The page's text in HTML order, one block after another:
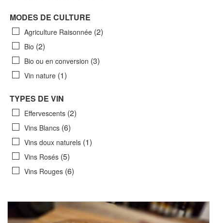
MODES DE CULTURE
Agriculture Raisonnée (2)
Bio (2)
Bio ou en conversion (3)
Vin nature (1)
TYPES DE VIN
Effervescents (2)
Vins Blancs (6)
Vins doux naturels (1)
Vins Rosés (5)
Vins Rouges (6)